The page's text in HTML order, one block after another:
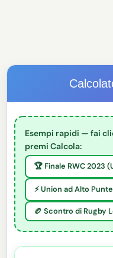
Esempi rapidi — fai
premi Calcola:
🏆 Finale RWC 2023
⚡ Union ad Alto
🏉 Scontro di Rugby